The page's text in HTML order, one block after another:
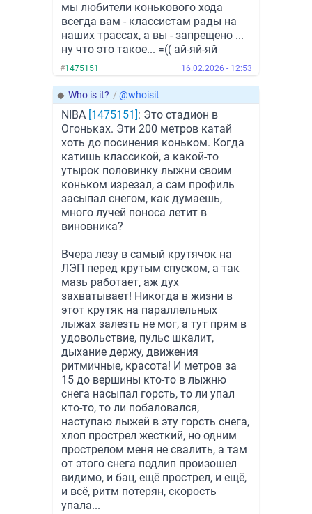
мы любители конькового хода
всегда вам - классистам рады на
наших трассах, а вы - запрещено ...
ну что это такое... =(( ай-яй-яй
#1475151 16.02.2026 - 12:53
◆ Who is it? / @whoisit
NIBA [1475151]: Это стадион в
Огоньках. Эти 200 метров катай
хоть до посинения коньком. Когда
катишь классикой, а какой-то
утырок половинку лыжни своим
коньком изрезал, а сам профиль
засыпал снегом, как думаешь,
много лучей поноса летит в
виновника?
Вчера лезу в самый крутячок на
ЛЭП перед крутым спуском, а так
мазь работает, аж дух
захватывает! Никогда в жизни в
этот крутяк на параллельных
лыжах залезть не мог, а тут прям в
удовольствие, пульс шкалит,
дыхание держу, движения
ритмичные, красота! И метров за
15 до вершины кто-то в лыжню
снега насыпал горсть, то ли упал
кто-то, то ли побаловался,
наступаю лыжей в эту горсть снега,
хлоп прострел жесткий, но одним
прострелом меня не свалить, а там
от этого снега подлип произошел
видимо, и бац, ещё прострел, и ещё,
и всё, ритм потерян, скорость
упала...